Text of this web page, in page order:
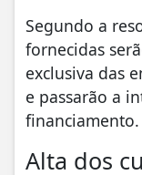
Segundo a
fornecidas
exclusiva das
e passarão a
financiamento.
Alta dos